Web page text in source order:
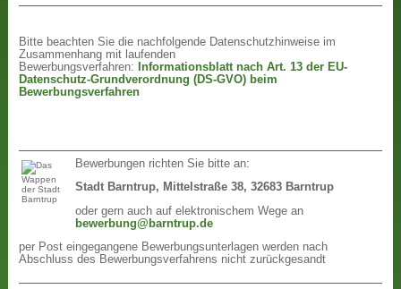
Bitte beachten Sie die nachfolgende Datenschutzhinweise im
Zusammenhang mit laufenden
Bewerbungsverfahren:
Informationsblatt nach Art. 13 der EU-
Datenschutz-Grundverordnung (DS-GVO) beim
Bewerbungsverfahren
Bewerbungen richten Sie bitte an:
Stadt Barntrup, Mittelstraße 38, 32683 Barntrup
oder gern auch auf elektronischem Wege an
bewerbung@barntrup.de
per Post eingegangene Bewerbungsunterlagen werden nach
Abschluss des Bewerbungsverfahrens nicht zurückgesandt